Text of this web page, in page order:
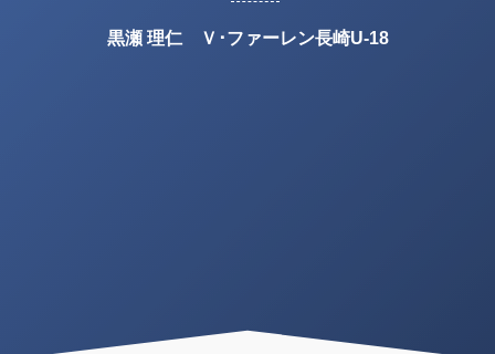
黒瀬 理仁 Ｖ･ファーレン長崎U-18